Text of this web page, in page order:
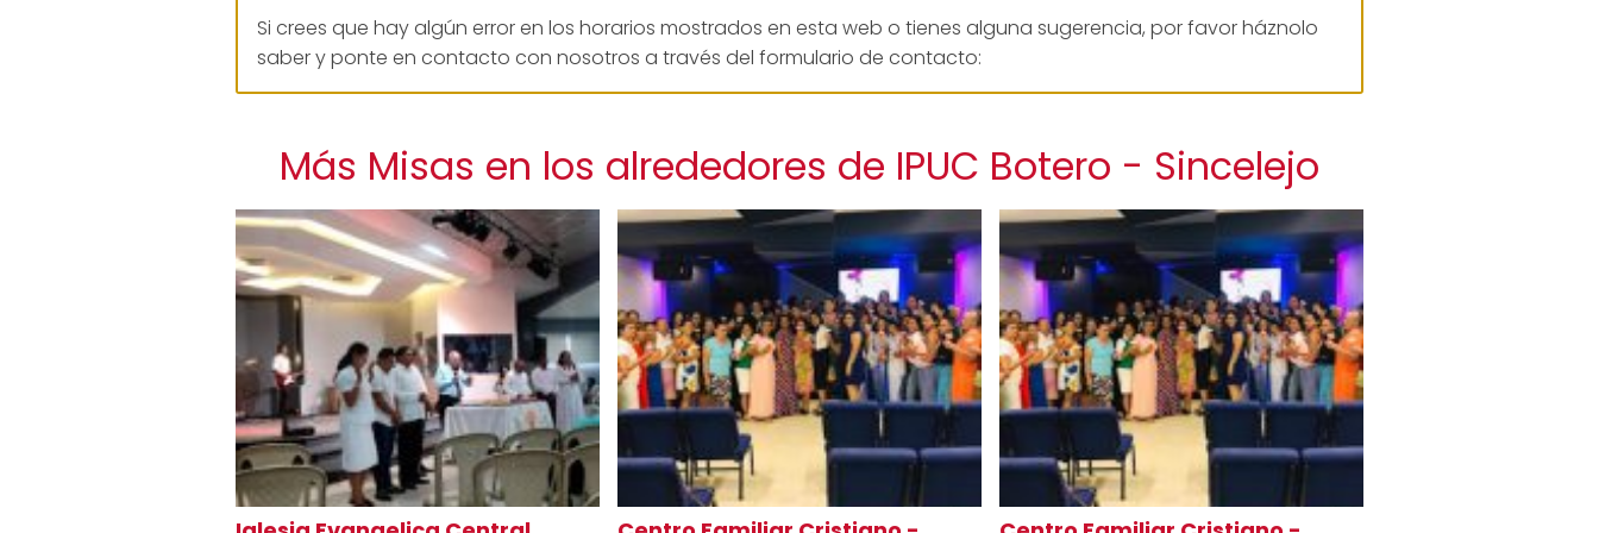
Si crees que hay algún error en los horarios mostrados en esta web o tienes alguna sugerencia, por favor háznolo
saber y ponte en contacto con nosotros a través del formulario de contacto:
Más Misas en los alrededores de IPUC Botero - Sincelejo